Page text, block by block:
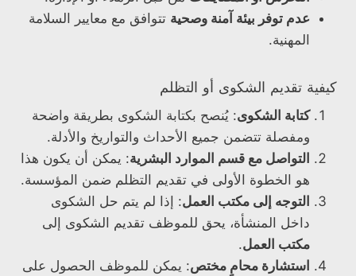
عدم توفر بيئة آمنة وصحية تتوافق مع معايير السلامة
المهنية.
كيفية تقديم الشكوى أو التظلم
كتابة الشكوى: يُنصح بكتابة الشكوى بطريقة واضحة
ومفصلة تتضمن جميع الأحداث والتواريخ والأدلة.
التواصل مع قسم الموارد البشرية: يمكن أن يكون هذا
هو الخطوة الأولى في تقديم التظلم ضمن المؤسسة.
التوجه إلى مكتب العمل: إذا لم يتم حل الشكوى
داخل المنشأة، يحق للموظف تقديم الشكوى إلى
مكتب العمل.
استشارة محامٍ مختص: يمكن للموظف الحصول على